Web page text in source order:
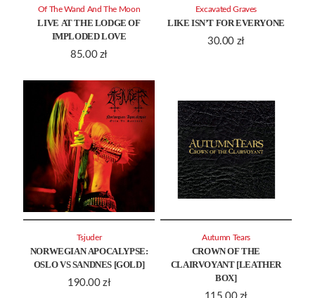
LIVE AT THE LODGE OF
IMPLODED LOVE
85.00 zł
Of The Wand And The Moon
LIKE ISN’T FOR EVERYONE
30.00 zł
Excavated Graves
NORWEGIAN APOCALYPSE:
OSLO VS SANDNES [GOLD]
190.00 zł
Tsjuder
CROWN OF THE
CLAIRVOYANT [LEATHER
BOX]
Autumn Tears